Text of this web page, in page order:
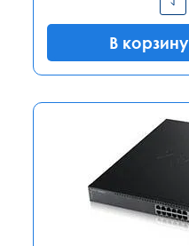
В корзину